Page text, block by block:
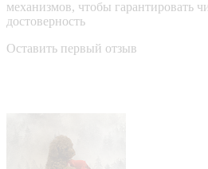
механизмов, чтобы гарантировать
достоверность
Оставить первый отзыв